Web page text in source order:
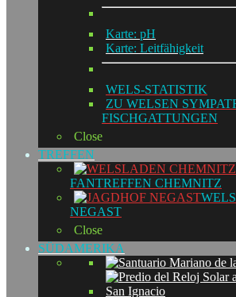
Karte: pH
Karte: Leitfähigkeit
WELS-STATISTIK
ZU WELSEN
FISCHGATTUNGEN
Close
TREFFEN
FANTREFFEN CHEMNITZ
NEGAST
Close
SÜDAMERIKA